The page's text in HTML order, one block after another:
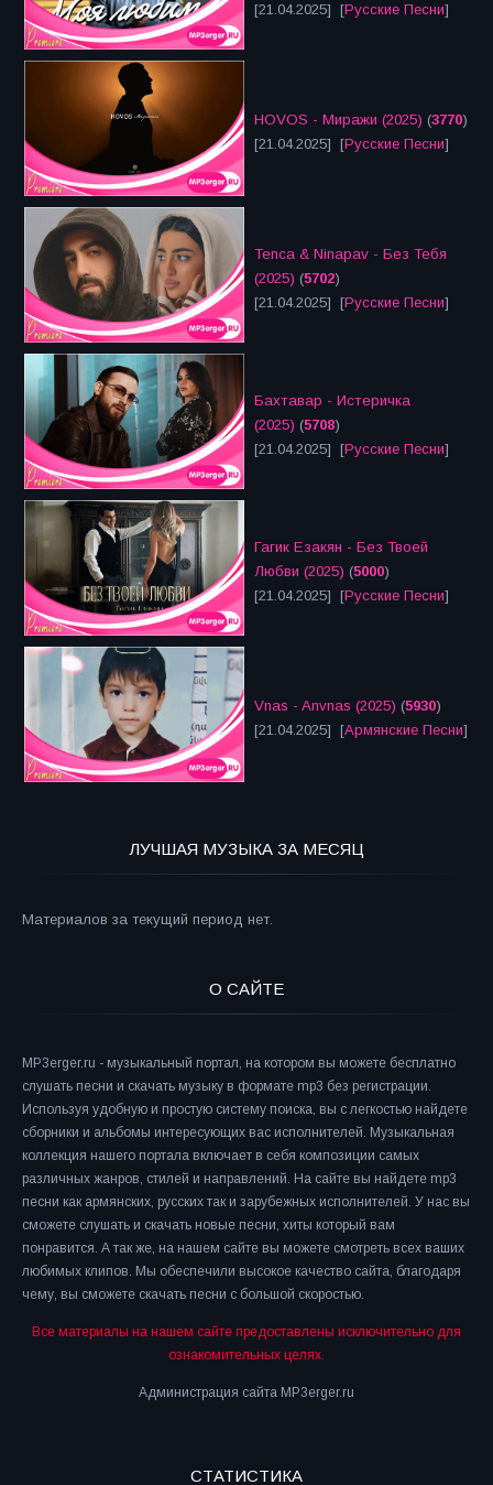
[21.04.2025] [Русские Песни]
HOVOS - Миражи (2025) (3770)
[21.04.2025] [Русские Песни]
Tenca & Ninapav - Без Тебя
(2025) (5702)
[21.04.2025] [Русские Песни]
Бахтавар - Истеричка
(2025) (5708)
[21.04.2025] [Русские Песни]
Гагик Езакян - Без Твоей
Любви (2025) (5000)
[21.04.2025] [Русские Песни]
Vnas - Anvnas (2025) (5930)
[21.04.2025] [Армянские Песни]
ЛУЧШАЯ МУЗЫКА ЗА МЕСЯЦ
Материалов за текущий период нет.
О САЙТЕ
MP3erger.ru - музыкальный портал, на котором вы можете бесплатно
слушать песни и скачать музыку в формате mp3 без регистрации.
Используя удобную и простую систему поиска, вы с легкостью найдете
сборники и альбомы интересующих вас исполнителей. Музыкальная
коллекция нашего портала включает в себя композиции самых
различных жанров, стилей и направлений. На сайте вы найдете mp3
песни как армянских, русских так и зарубежных исполнителей. У нас вы
сможете слушать и скачать новые песни, хиты который вам
понравится. А так же, на нашем сайте вы можете смотреть всех ваших
любимых клипов. Мы обеспечили высокое качество сайта, благодаря
чему, вы сможете скачать песни с большой скоростью.
Все материалы на нашем сайте предоставлены исключительно для
ознакомительных целях.
Администрация сайта MP3erger.ru
СТАТИСТИКА